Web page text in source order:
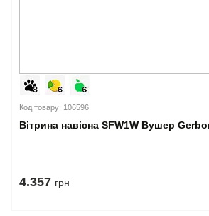
Код товару: 106596
Вітрина навісна SFW1W Вушер
4.357 грн